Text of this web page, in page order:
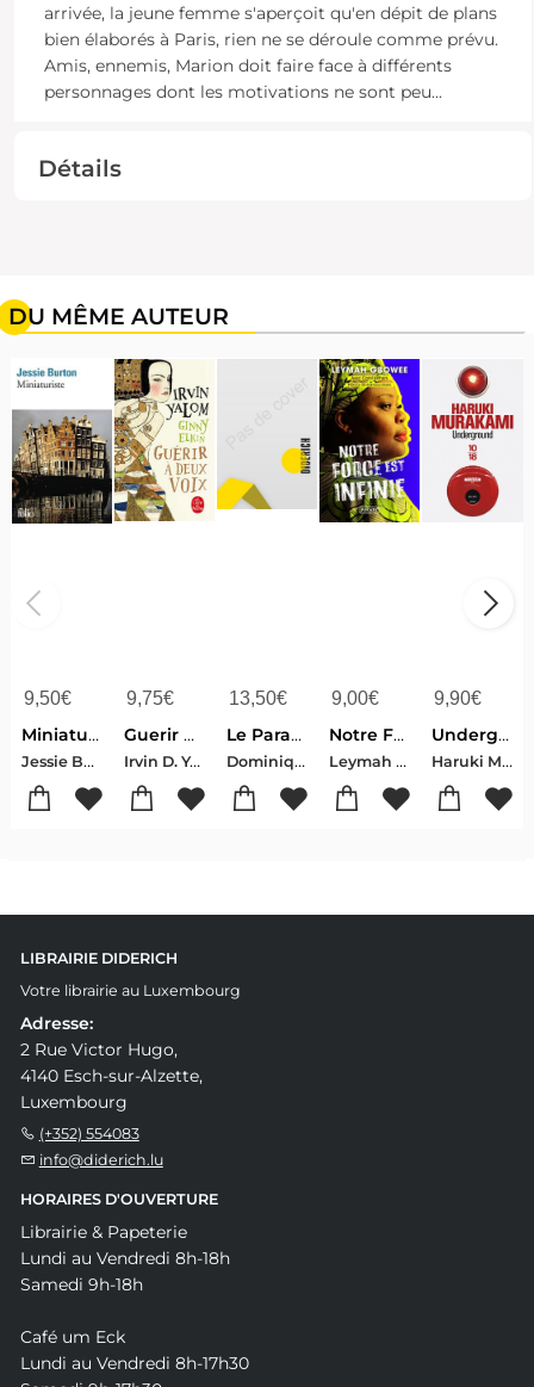
arrivée, la jeune femme s'aperçoit qu'en dépit de plans
bien élaborés à Paris, rien ne se déroule comme prévu.
Amis, ennemis, Marion doit faire face à différents
personnages dont les motivations ne sont peu...
Détails
DU MÊME AUTEUR
9,50€
Miniaturiste
Jessie Burton
9,75€
Guerir A Deux Voix
Irvin D. Yalom-Ginny Elkin
13,50€
Le Paradoxe Du Theatre ; Pour Une Nouvelle Lecture De Schopenhauer
Dominique Letellier
9,00€
Notre Force Est Infinie
Leymah Gbowee-Carol Mithers
9,90€
Underground
Haruki Murakami
LIBRAIRIE DIDERICH
Votre librairie au Luxembourg
Adresse:
2 Rue Victor Hugo,
4140 Esch-sur-Alzette,
Luxembourg
(+352) 554083
info@diderich.lu
HORAIRES D'OUVERTURE
Librairie & Papeterie
Lundi au Vendredi 8h-18h
Samedi 9h-18h
Café um Eck
Lundi au Vendredi 8h-17h30